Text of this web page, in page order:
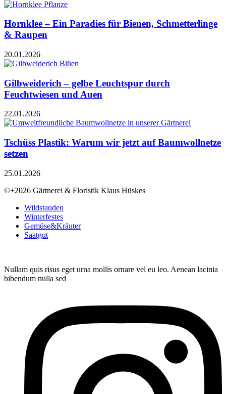
Hornklee – Ein Paradies für Bienen, Schmetterlinge
& Raupen
20.01.2026
Gilbweiderich – gelbe Leuchtspur durch
Feuchtwiesen und Auen
22.01.2026
Tschüss Plastik: Warum wir jetzt auf Baumwollnetze
setzen
25.01.2026
©+2026 Gärtnerei & Floristik Klaus Hüskes
Wildstauden
Winterfestes
Gemüse&Kräuter
Saatgut
Nullam quis risus eget urna mollis ornare vel eu leo. Aenean lacinia
bibendum nulla sed